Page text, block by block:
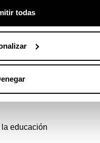
todas
educación